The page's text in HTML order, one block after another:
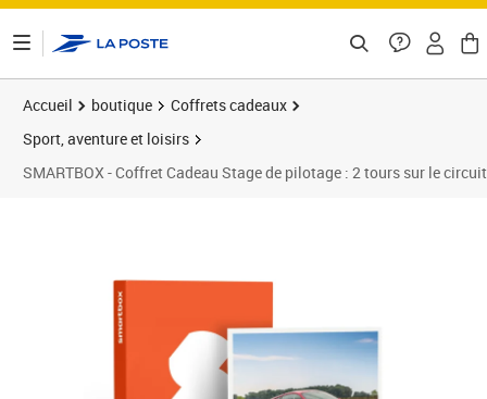
Accueil boutique
Coffrets cadeaux
Sport, aventure et loisirs
SMARTBOX - Coffret Cadeau Stage de pilotage : 2 tours sur le